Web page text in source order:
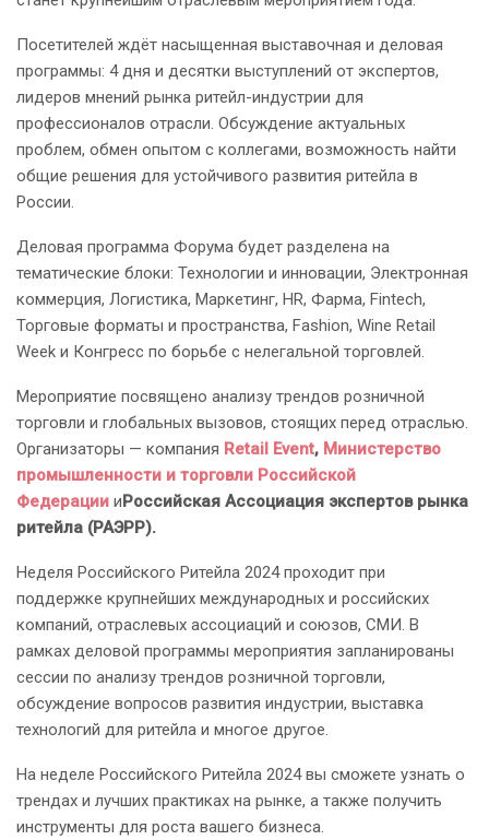
Посетителей ждёт насыщенная выставочная и деловая
программы: 4 дня и десятки выступлений от экспертов,
лидеров мнений рынка ритейл-индустрии для
профессионалов отрасли. Обсуждение актуальных
проблем, обмен опытом с коллегами, возможность найти
общие решения для устойчивого развития ритейла в
России.
Деловая программа Форума будет разделена на
тематические блоки: Технологии и инновации, Электронная
коммерция, Логистика, Маркетинг, HR, Фарма, Fintech,
Торговые форматы и пространства, Fashion, Wine Retail
Week и Конгресс по борьбе с нелегальной торговлей.
Мероприятие посвящено анализу трендов розничной
торговли и глобальных вызовов, стоящих перед отраслью.
Организаторы — компания Retail Event, Министерство
промышленности и торговли Российской
Федерации иРоссийская Ассоциация экспертов рынка
ритейла (РАЭРР).
Неделя Российского Ритейла 2024 проходит при
поддержке крупнейших международных и российских
компаний, отраслевых ассоциаций и союзов, СМИ. В
рамках деловой программы мероприятия запланированы
сессии по анализу трендов розничной торговли,
обсуждение вопросов развития индустрии, выставка
технологий для ритейла и многое другое.
На неделе Российского Ритейла 2024 вы сможете узнать о
трендах и лучших практиках на рынке, а также получить
инструменты для роста вашего бизнеса.